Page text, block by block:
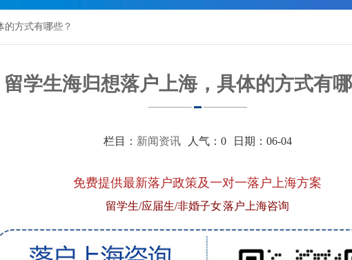
的方式有哪些？
留学生海归想落户上海，具体的方式有
栏目： 新闻资讯人气： 0日期：06-04
免费提供最新落户政策及一对一落户上海方案
留学生/应届生/非婚子女 落户上海咨询